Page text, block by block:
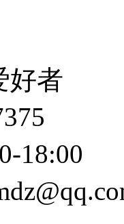
好者
18:00